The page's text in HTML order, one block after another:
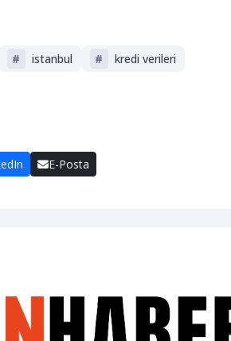
# i̇stanbul #
kredi verileri
E-Posta